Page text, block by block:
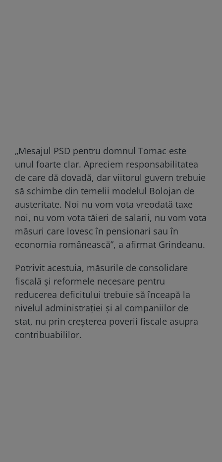
„Mesajul PSD pentru domnul Tomac este
unul foarte clar. Apreciem responsabilitatea
de care dă dovadă, dar viitorul guvern trebuie
să schimbe din temelii modelul Bolojan de
austeritate. Noi nu vom vota vreodată taxe
noi, nu vom vota tăieri de salarii, nu vom vota
măsuri care lovesc în pensionari sau în
economia românească”, a afirmat Grindeanu.
Potrivit acestuia, măsurile de consolidare
fiscală și reformele necesare pentru
reducerea deficitului trebuie să înceapă la
nivelul administrației și al companiilor de
stat, nu prin creșterea poverii fiscale asupra
contribuabililor.